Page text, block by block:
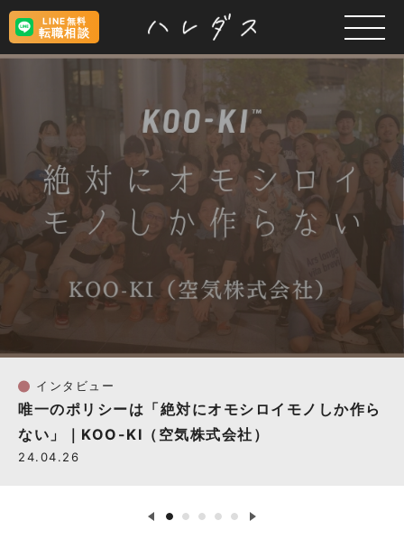
LINE無料
転職相談
インタビュー
唯一のポリシーは「絶対にオモシロイモノしか作ら
ない」｜KOO-KI（空気株式会社）
24.04.26